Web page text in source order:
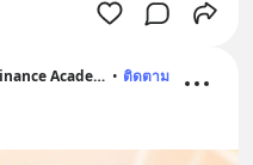
ThaiPFA Thai Professional Finance Academy • ติดตาม